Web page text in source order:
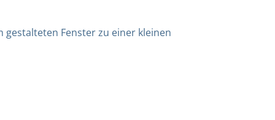
Fenster zu einer kleinen